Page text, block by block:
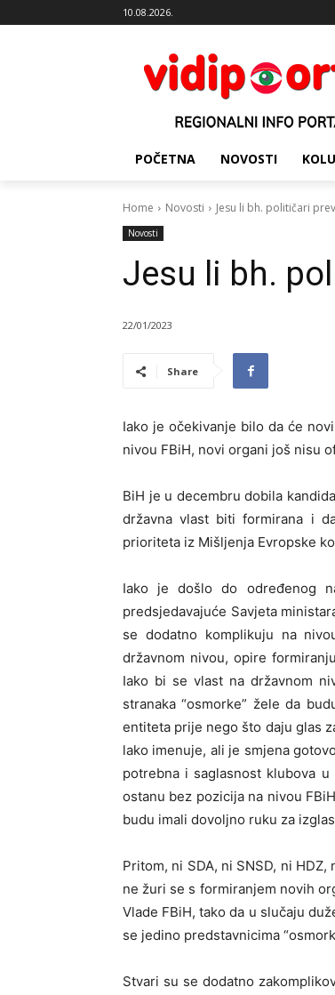
10.08.2026.
POČETNA NOVOSTI
Home Novosti Jesu li bh. političari
Novosti
Jesu li bh.
22/01/2023
Share
Iako je očekivanje bilo da će
nivou FBiH, novi organi još nisu
BiH je u decembru dobila
državna vlast biti formirana i
prioriteta iz Mišljenja Evropske
Iako je došlo do određenog
predsjedavajuće Savjeta
se dodatno komplikuju na
državnom nivou, opire
Iako bi se vlast na državnom
stranaka “osmorke” žele da
entiteta prije nego što daju glas
lako imenuje, ali je smjena
potrebna i saglasnost klubova
ostanu bez pozicija na nivou
budu imali dovoljno ruku za
Pritom, ni SDA, ni SNSD, ni
ne žuri se s formiranjem novih
Vlade FBiH, tako da u slučaju
se jedino predstavnicima
Stvari su se dodatno